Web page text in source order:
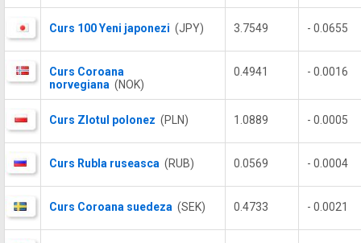
Curs 100 Yeni japonezi (JPY) 3.7549 - 0.0655
Curs Coroana
norvegiana (NOK)
0.4941 - 0.0016
Curs Zlotul polonez (PLN) 1.0889 - 0.0005
Curs Rubla ruseasca (RUB) 0.0569 - 0.0004
Curs Coroana suedeza (SEK) 0.4733 - 0.0021